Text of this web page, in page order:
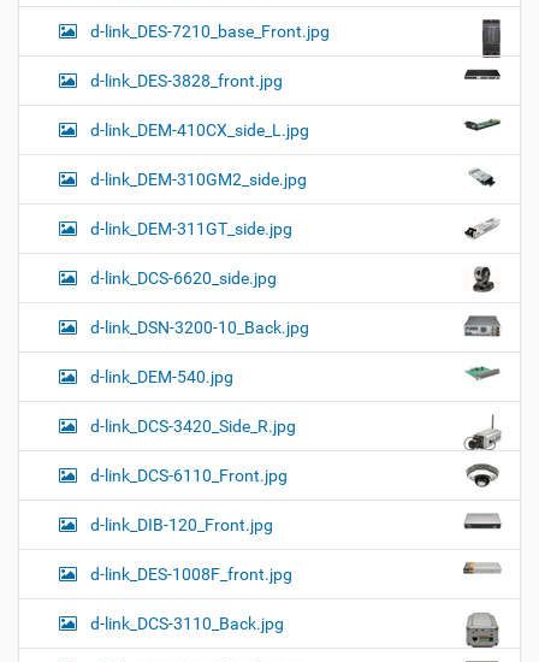
d-link_DES-7210_base_Front.jpg
d-link_DES-3828_front.jpg
d-link_DEM-410CX_side_L.jpg
d-link_DEM-310GM2_side.jpg
d-link_DEM-311GT_side.jpg
d-link_DCS-6620_side.jpg
d-link_DSN-3200-10_Back.jpg
d-link_DEM-540.jpg
d-link_DCS-3420_Side_R.jpg
d-link_DCS-6110_Front.jpg
d-link_DIB-120_Front.jpg
d-link_DES-1008F_front.jpg
d-link_DCS-3110_Back.jpg